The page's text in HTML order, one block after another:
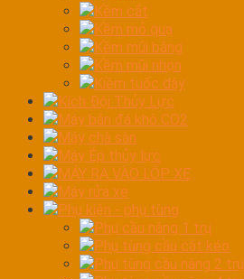
Kềm cắt
Kềm mỏ quạ
Kềm mũi bằng
Kềm mũi nhọn
Kiềm tuốc dây
Kích Đội Thủy Lực
Máy bắn đá khô CO2
Máy chà sàn
Máy Ép thủy lực
MÁY RA VÀO LỐP XE
Máy rửa xe
Phụ kiện - phụ tùng
Phụ cầu nâng 1 trụ
Phụ tùng cầu cắt kéo
Phụ tùng cầu nâng 2 trụ